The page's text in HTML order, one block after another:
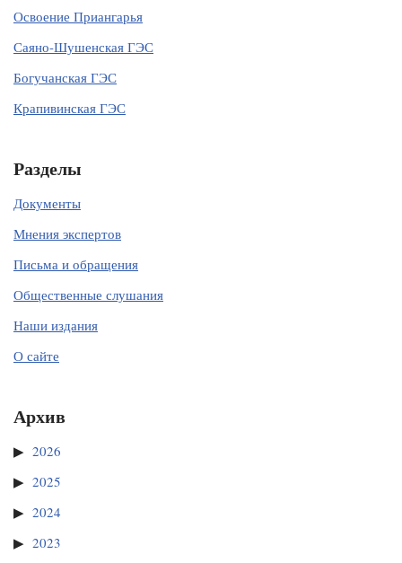
Освоение Приангарья
Саяно-Шушенская ГЭС
Богучанская ГЭС
Крапивинская ГЭС
Разделы
Документы
Мнения экспертов
Письма и обращения
Общественные слушания
Наши издания
О сайте
Архив
2026
2025
2024
2023